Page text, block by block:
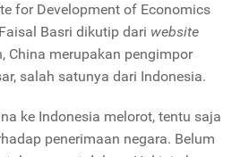
for Development of Economics
Basri dikutip dari website
China merupakan pengimpor
salah satunya dari Indonesia.
ke Indonesia melorot, tentu saja
penerimaan negara. Belum